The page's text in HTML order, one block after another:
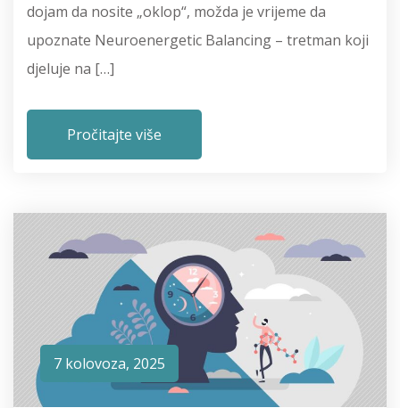
dojam da nosite „oklop“, možda je vrijeme da
upoznate Neuroenergetic Balancing – tretman koji
djeluje na […]
Pročitajte više
7 kolovoza, 2025